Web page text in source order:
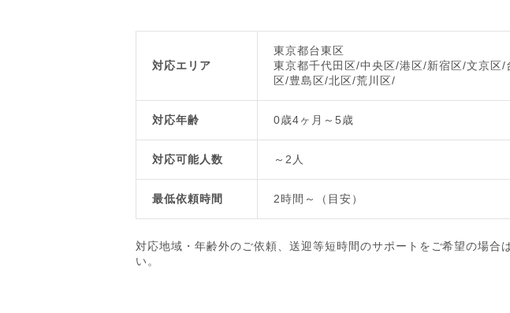
対応エリア
東京都台東区
東京都千代田区/中央区/港区/新宿区/文京区/
区/豊島区/北区/荒川区/
対応年齢 0歳4ヶ月～5歳
対応可能人数 ～2人
最低依頼時間 2時間～（目安）
対応地域・年齢外のご依頼、送迎等短時間のサポートをご希望の場合
い。